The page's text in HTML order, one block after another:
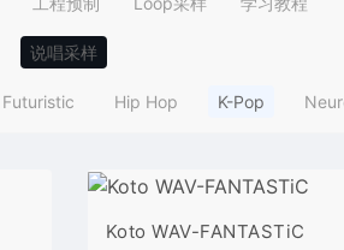
说唱采样
Futuristic Hip Hop K-Pop
Koto WAV-FANTASTiC